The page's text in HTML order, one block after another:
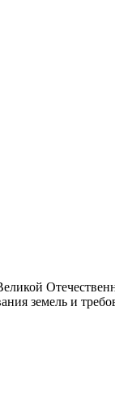
земель и